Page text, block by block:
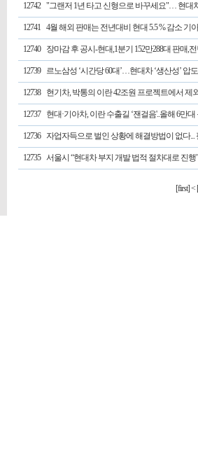
12742 "그랜저 1년 타고 신형으로 바꾸세요"… 현대
12741 4월 해외 판매는 전년대비 현대 5.5 % 감소 기
12740 장마감 후 공시-현대,1분기 152만288대 판매,
12739 르노삼성 ‘시간당 60대’…현대차 ‘생산성’ 압
12738 현기차, 박통의 이란 42조원 프로젝트에서 제
12737 현대·기아차, 이란 수출길 ‘잰걸음'..올해 6만대
12736 자업자득으로 벌인 상황에 해결방법이 없다...
12735 서울시 “현대차 부지 개발 법적 절차대로 진행”
[first]<